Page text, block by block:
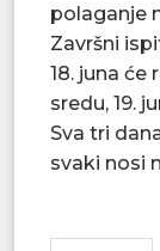
polaganje
Završni
18. juna
sredu, 19.
Sva tri
svaki nosi